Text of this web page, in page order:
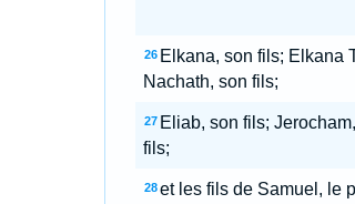
26 Elkana, son fils; Elkana
Nachath, son fils;
27 Eliab, son fils;
fils;
28 et les fils de Samuel, le